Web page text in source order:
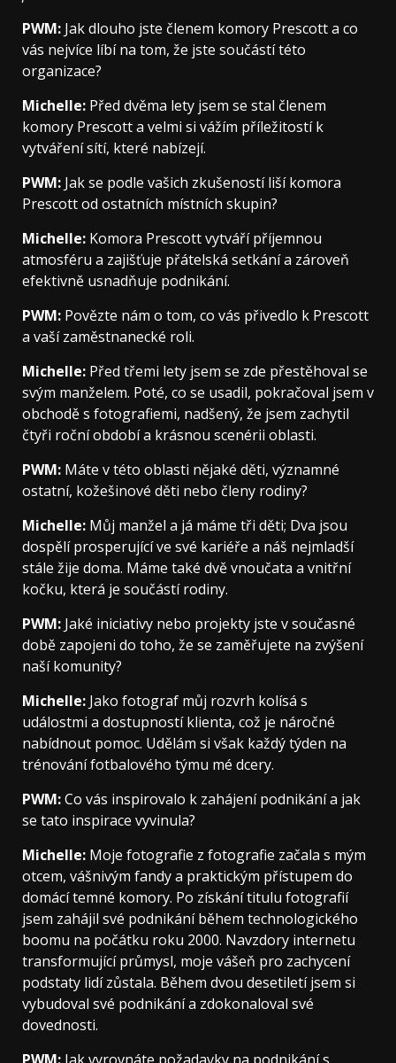
PWM: Jak dlouho jste členem komory Prescott a co
vás nejvíce líbí na tom, že jste součástí této
organizace?
Michelle: Před dvěma lety jsem se stal členem
komory Prescott a velmi si vážím příležitostí k
vytváření sítí, které nabízejí.
PWM: Jak se podle vašich zkušeností liší komora
Prescott od ostatních místních skupin?
Michelle: Komora Prescott vytváří příjemnou
atmosféru a zajišťuje přátelská setkání a zároveň
efektivně usnadňuje podnikání.
PWM: Povězte nám o tom, co vás přivedlo k Prescott
a vaší zaměstnanecké roli.
Michelle: Před třemi lety jsem se zde přestěhoval se
svým manželem. Poté, co se usadil, pokračoval jsem v
obchodě s fotografiemi, nadšený, že jsem zachytil
čtyři roční období a krásnou scenérii oblasti.
PWM: Máte v této oblasti nějaké děti, významné
ostatní, kožešinové děti nebo členy rodiny?
Michelle: Můj manžel a já máme tři děti; Dva jsou
dospělí prosperující ve své kariéře a náš nejmladší
stále žije doma. Máme také dvě vnoučata a vnitřní
kočku, která je součástí rodiny.
PWM: Jaké iniciativy nebo projekty jste v současné
době zapojeni do toho, že se zaměřujete na zvýšení
naší komunity?
Michelle: Jako fotograf můj rozvrh kolísá s
událostmi a dostupností klienta, což je náročné
nabídnout pomoc. Udělám si však každý týden na
trénování fotbalového týmu mé dcery.
PWM:Co vás inspirovalo k zahájení podnikání a jak
se tato inspirace vyvinula?
Michelle: Moje fotografie z fotografie začala s mým
otcem, vášnivým fandy a praktickým přístupem do
domácí temné komory. Po získání titulu fotografií
jsem zahájil své podnikání během technologického
boomu na počátku roku 2000. Navzdory internetu
transformující průmysl, moje vášeň pro zachycení
podstaty lidí zůstala. Během dvou desetiletí jsem si
vybudoval své podnikání a zdokonaloval své
dovednosti.